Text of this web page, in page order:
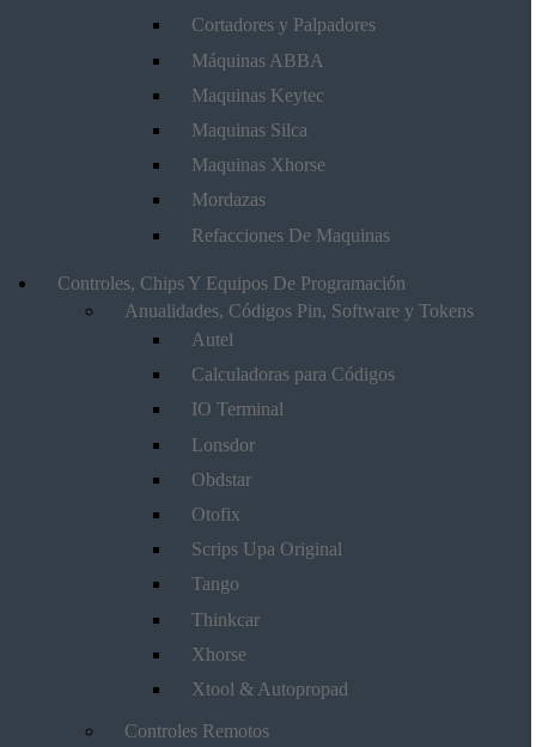
Cortadores y Palpadores
Máquinas ABBA
Maquinas Keytec
Maquinas Silca
Maquinas Xhorse
Mordazas
Refacciones De Maquinas
Controles, Chips Y Equipos De Programación
Anualidades, Códigos Pin, Software y Tokens
Autel
Calculadoras para Códigos
IO Terminal
Lonsdor
Obdstar
Otofix
Scrips Upa Original
Tango
Thinkcar
Xhorse
Xtool & Autopropad
Controles Remotos